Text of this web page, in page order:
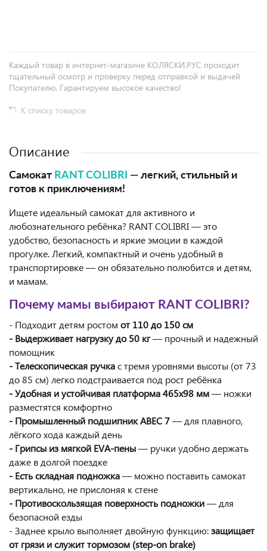
Каждый товар в интернет-магазине КОЛЯСКИ.РУС проходит
тщательный осмотр и проверку перед отправкой и выдачей
Покупателю. Гарантируем высокое качество!
К списку товаров
Описание
Самокат RANT COLIBRI — легкий, стильный и
готов к приключениям!
Ищете идеальный самокат для активного и
любознательного ребёнка? RANT COLIBRI — это
удобство, безопасность и яркие эмоции в каждой
прогулке. Легкий, компактный и очень удобный в
транспортировке — он обязательно полюбится и детям,
и мамам.
Почему мамы выбирают RANT COLIBRI?
- Подходит детям ростом от 110 до 150 см
- Выдерживает нагрузку до 50 кг— прочный и надежный
помощник
- Телескопическая ручкас тремя уровнями высоты (от 73
до 85 см) легко подстраивается под рост ребёнка
- Удобная и устойчивая платформа 465х98 мм— ножки
разместятся комфортно
- Промышленный подшипник ABEC 7— для плавного,
лёгкого хода каждый день
- Грипсы из мягкой EVA-пены— ручки удобно держать
даже в долгой поездке
- Есть складная подножка— можно поставить самокат
вертикально, не прислоняя к стене
- Противоскользящая поверхность подножки— для
безопасной езды
- Заднее крыло выполняет двойную функцию:защищает
от грязи и служит тормозом (step-on brake)